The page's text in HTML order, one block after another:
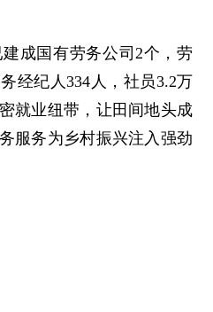
国有劳务公司2个，劳
经纪人334人，社员3.2万
就业纽带，让田间地头成
服务为乡村振兴注入强劲